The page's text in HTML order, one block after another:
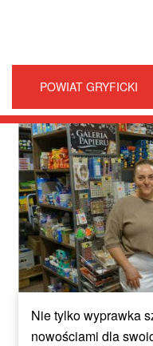
POWIAT GRYFICKI
Nie tylko wyprawka
nowościami dla